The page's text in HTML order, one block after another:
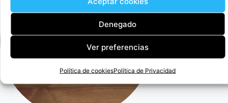
Denegado
Ver preferencias
Política de cookiesPolítica de Privacidad